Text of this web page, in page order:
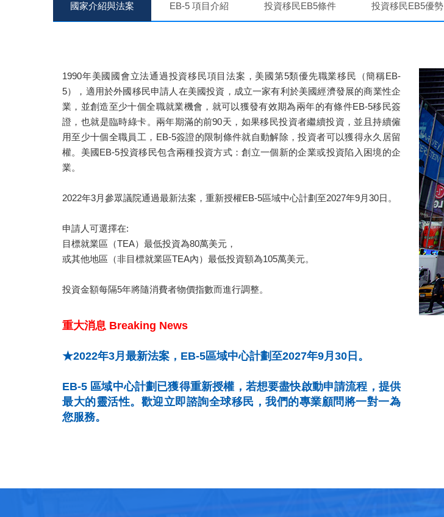
國家介紹與法案 EB-5 項目介紹 投資移民EB5條件 投資移民EB5優勢
1990年美國國會立法通過投資移民項目法案，美國第5類優先職業移民（簡稱EB-
5），適用於外國移民申請人在美國投資，成立一家有利於美國經濟發展的商業性企
業，並創造至少十個全職就業機會，就可以獲發有效期為兩年的有條件EB-5移民簽
證，也就是臨時綠卡。兩年期滿的前90天，如果移民投資者繼續投資，並且持續僱
用至少十個全職員工，EB-5簽證的限制條件就自動解除，投資者可以獲得永久居留
權。美國EB-5投資移民包含兩種投資方式：創立一個新的企業或投資陷入困境的企
業。
2022年3月參眾議院通過最新法案，重新授權EB-5區域中心計劃至2027年9月30日。
申請人可選擇在:
目標就業區（TEA）最低投資為80萬美元，
或其他地區（非目標就業區TEA內）最低投資額為105萬美元。
投資金額每隔5年將隨消費者物價指數而進行調整。
重大消息 Breaking News
★2022年3月最新法案，EB-5區域中心計劃至2027年9月30日。
EB-5 區域中心計劃已獲得重新授權，若想要盡快啟動申請流程，提供
最大的靈活性。歡迎立即諮詢全球移民，我們的專業顧問將一對一為
您服務。